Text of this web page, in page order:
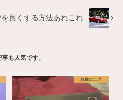
良くする方法あれこれ
も人気です。
お金のこと